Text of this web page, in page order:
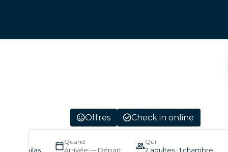
Offres Check in online
Aguilas
Quand
Arrivée — Départ
Qui
2 adultes · 1 chambre